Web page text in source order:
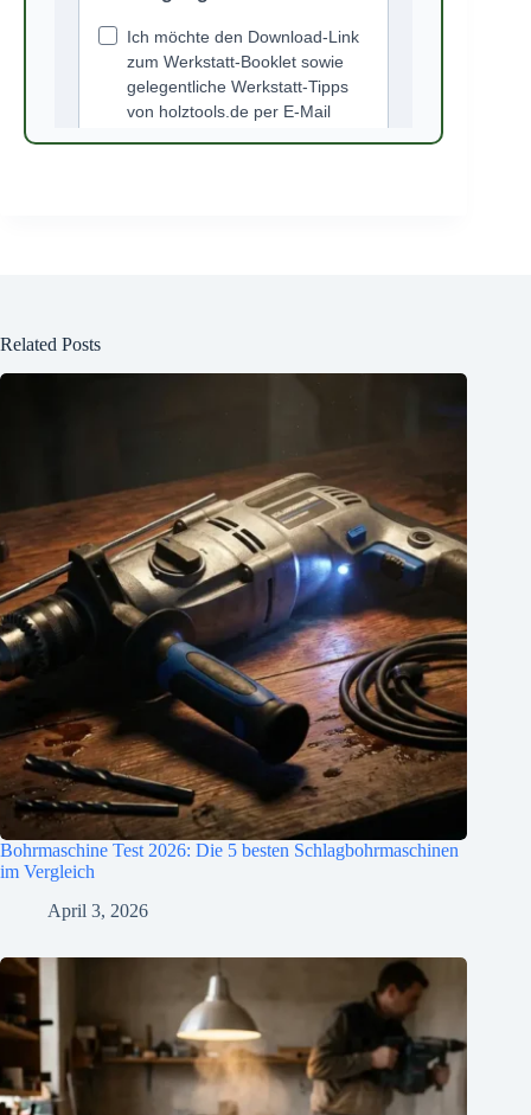
Related Posts
Bohrmaschine Test 2026: Die 5 besten Schlagbohrmaschinen
im Vergleich
April 3, 2026